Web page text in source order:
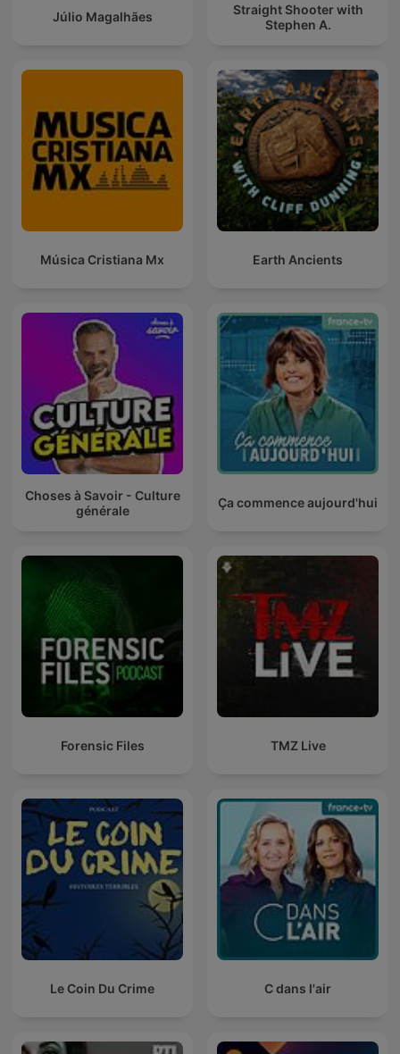
Júlio Magalhães
Straight Shooter with
Stephen A.
Música Cristiana Mx Earth Ancients
Choses à Savoir - Culture
générale
Ça commence aujourd'hui
Forensic Files TMZ Live
Le Coin Du Crime C dans l'air